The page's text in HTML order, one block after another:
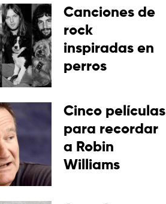
Canciones de
rock
inspiradas en
perros
Cinco películas
para recordar
a Robin
Williams